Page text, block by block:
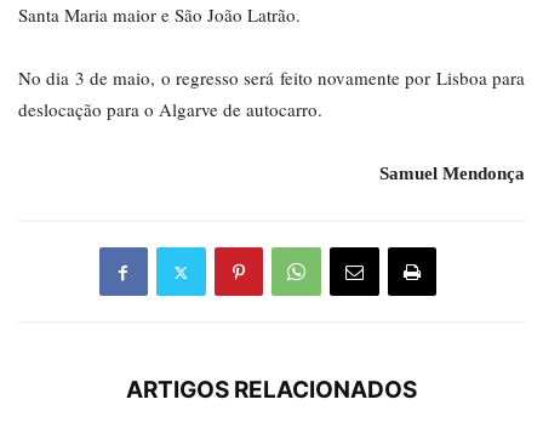
Santa Maria maior e São João Latrão.
No dia 3 de maio, o regresso será feito novamente por Lisboa para
deslocação para o Algarve de autocarro.
Samuel Mendonça
ARTIGOS RELACIONADOS